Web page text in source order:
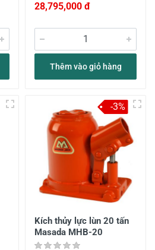
28,795,000 đ
Thêm vào giỏ hàng
Kích thủy lực lùn 20 tấn
Masada MHB-20
-3%